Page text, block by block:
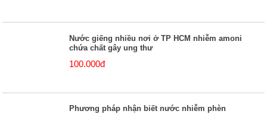
Nước giếng nhiều nơi ở TP HCM nhiễm amoni
chứa chất gây ung thư
100.000đ
Phương pháp nhận biết nước nhiễm phèn